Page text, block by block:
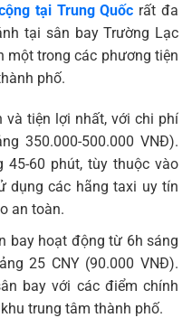
tại Trung Quốc rất đa
tại sân bay Trường Lạc
một trong các phương tiện
phố.
tiện lợi nhất, với chi phí
350.000-500.000 VNĐ).
45-60 phút, tùy thuộc vào
dụng các hãng taxi uy tín
an toàn.
bay hoạt động từ 6h sáng
25 CNY (90.000 VNĐ).
bay với các điểm chính
trung tâm thành phố.